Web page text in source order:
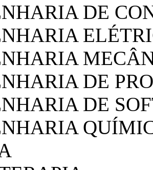
DE
DE
DE